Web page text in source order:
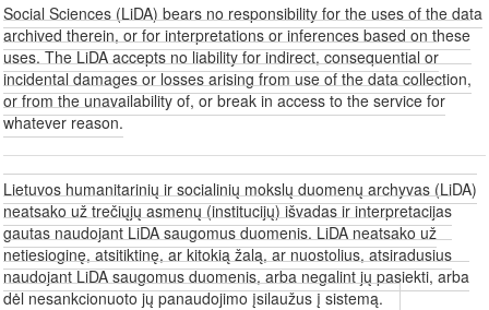
Social Sciences (LiDA) bears no responsibility for the uses of the data
archived therein, or for interpretations or inferences based on these
uses. The LiDA accepts no liability for indirect, consequential or
incidental damages or losses arising from use of the data collection,
or from the unavailability of, or break in access to the service for
whatever reason.
Lietuvos humanitarinių ir socialinių mokslų duomenų archyvas (LiDA)
neatsako už trečiųjų asmenų (institucijų) išvadas ir interpretacijas
gautas naudojant LiDA saugomus duomenis. LiDA neatsako už
netiesioginę, atsitiktinę, ar kitokią žalą, ar nuostolius, atsiradusius
naudojant LiDA saugomus duomenis, arba negalint jų pasiekti, arba
dėl nesankcionuoto jų panaudojimo įsilaužus į sistemą.